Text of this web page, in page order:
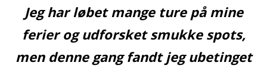
Jeg har løbet mange ture på mine
ferier og udforsket smukke spots,
men denne gang fandt jeg ubetinget